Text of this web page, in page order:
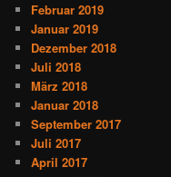
Februar 2019
Januar 2019
Dezember 2018
Juli 2018
März 2018
Januar 2018
September 2017
Juli 2017
April 2017